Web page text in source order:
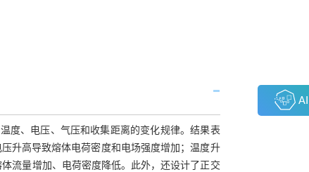
度、电压、气压和收集距离的变化规律。结果表
升高导致熔体电荷密度和电场强度增加；温度升
流量增加、电荷密度降低。此外，还设计了正交